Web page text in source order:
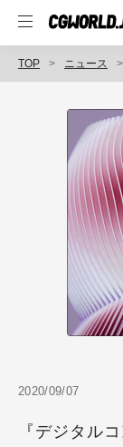
TOP ニュース
2020/09/07
『デジタル